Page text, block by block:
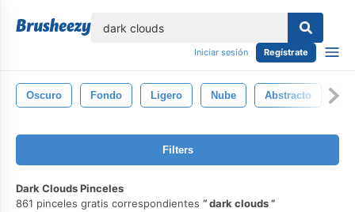
Iniciar sesión Regístrate
Oscuro Fondo Ligero Nube Abstracto
Filters
Dark Clouds Pinceles
861 pinceles gratis correspondientes
dark clouds